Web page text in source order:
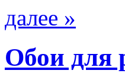
далее »
Обои для